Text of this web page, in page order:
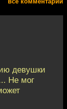
девушки
Не мог